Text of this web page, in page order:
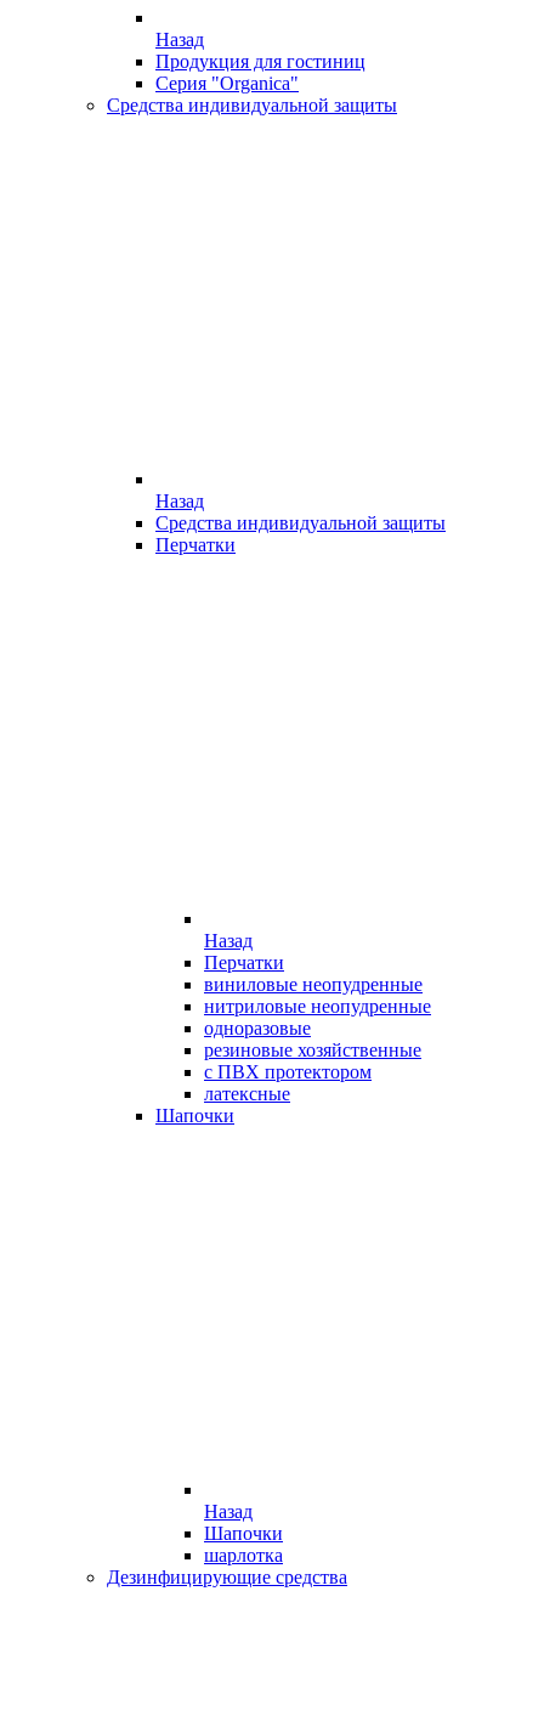
Назад
Продукция для гостиниц
Серия "Organica"
Средства индивидуальной защиты
Назад
Средства индивидуальной защиты
Перчатки
Назад
Перчатки
виниловые неопудренные
нитриловые неопудренные
одноразовые
резиновые хозяйственные
с ПВХ протектором
латексные
Шапочки
Назад
Шапочки
шарлотка
Дезинфицирующие средства